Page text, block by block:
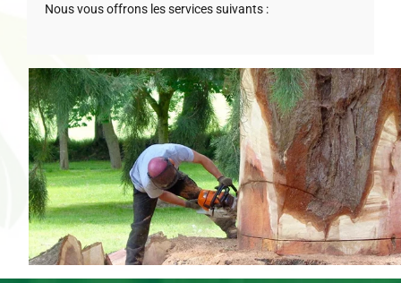
Nous vous offrons les services suivants :